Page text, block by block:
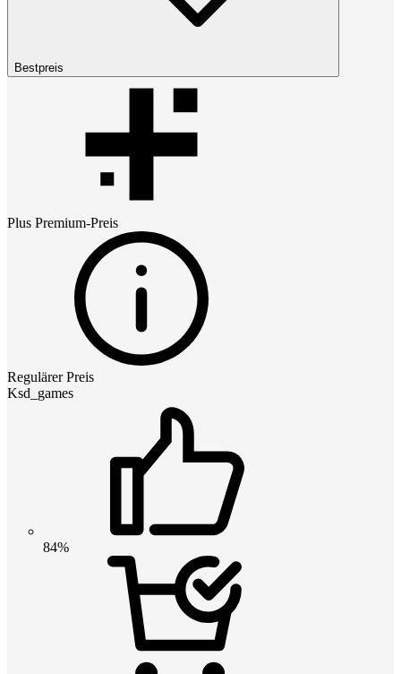
Bestpreis
Plus Premium-Preis
Regulärer Preis
Ksd_games
84%